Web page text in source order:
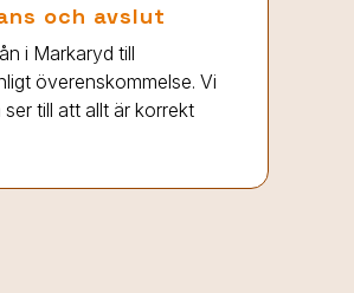
och avslut
i Markaryd till
överenskommelse. Vi
till att allt är korrekt